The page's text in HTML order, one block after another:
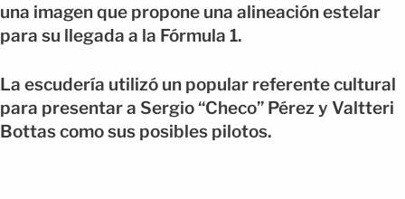
una imagen que propone una alineación estelar
para su llegada a la Fórmula 1.
La escudería utilizó un popular referente cultural
para presentar a Sergio “Checo” Pérez y Valtteri
Bottas como sus posibles pilotos.